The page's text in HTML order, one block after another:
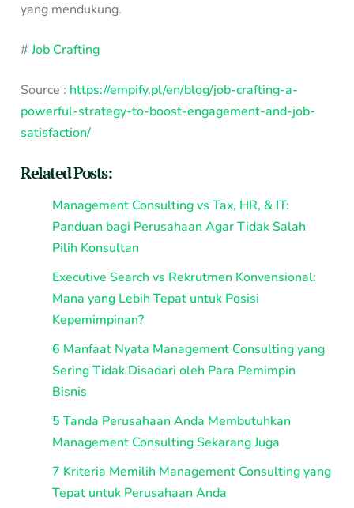
yang mendukung.
#Job Crafting
Source : https://empify.pl/en/blog/job-crafting-a-
powerful-strategy-to-boost-engagement-and-job-
satisfaction/
Related Posts:
Management Consulting vs Tax, HR, & IT:
Panduan bagi Perusahaan Agar Tidak Salah
Pilih Konsultan
Executive Search vs Rekrutmen Konvensional:
Mana yang Lebih Tepat untuk Posisi
Kepemimpinan?
6 Manfaat Nyata Management Consulting yang
Sering Tidak Disadari oleh Para Pemimpin
Bisnis
5 Tanda Perusahaan Anda Membutuhkan
Management Consulting Sekarang Juga
7 Kriteria Memilih Management Consulting yang
Tepat untuk Perusahaan Anda